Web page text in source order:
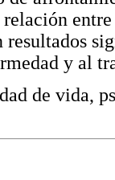
resultados
y al
de vida,